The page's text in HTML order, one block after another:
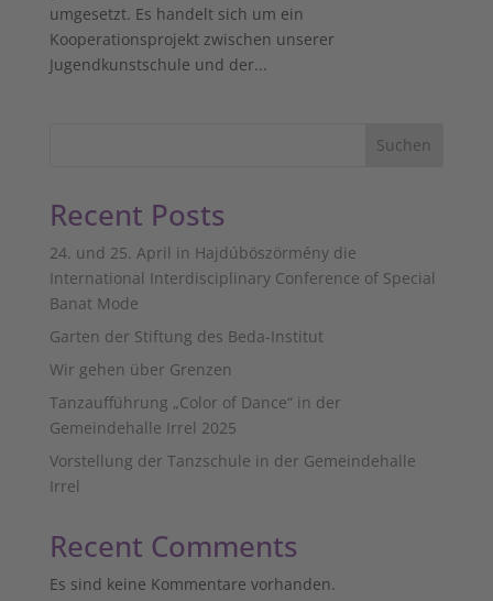
umgesetzt. Es handelt sich um ein
Kooperationsprojekt zwischen unserer
Jugendkunstschule und der...
Suchen
Recent Posts
24. und 25. April in Hajdúböszörmény die
International Interdisciplinary Conference of Special
Banat Mode
Garten der Stiftung des Beda-Institut
Wir gehen über Grenzen
Tanzaufführung „Color of Dance“ in der
Gemeindehalle Irrel 2025
Vorstellung der Tanzschule in der Gemeindehalle
Irrel
Recent Comments
Es sind keine Kommentare vorhanden.